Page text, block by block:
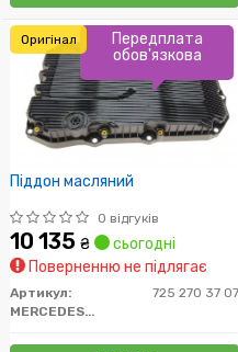
Піддон масляний
0 відгуків
10 135 ₴
сьогодні
Поверненню не підлягає
Артикул:
725 270 37 07
MERCEDES-BENZ
Передплата
обов'язкова
Оригінал